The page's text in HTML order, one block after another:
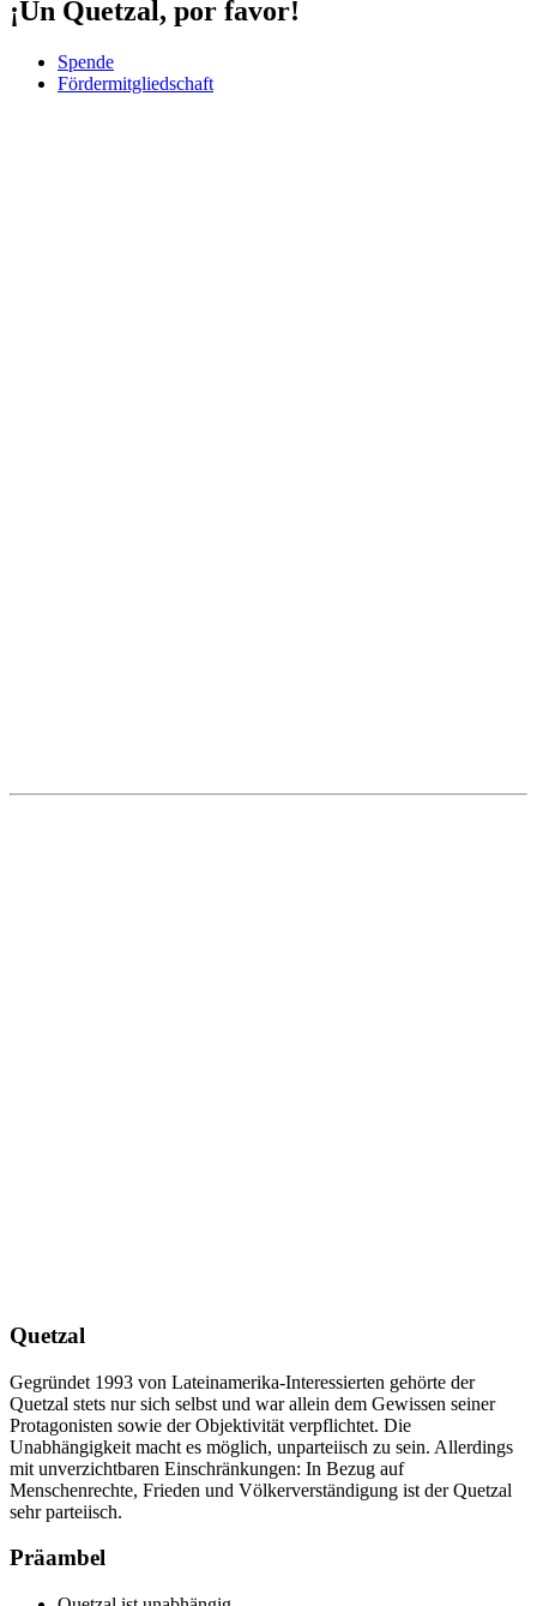
¡Un Quetzal, por favor!
Spende
Fördermitgliedschaft
Quetzal
Gegründet 1993 von Lateinamerika-Interessierten gehörte der
Quetzal stets nur sich selbst und war allein dem Gewissen seiner
Protagonisten sowie der Objektivität verpflichtet. Die
Unabhängigkeit macht es möglich, unparteiisch zu sein. Allerdings
mit unverzichtbaren Einschränkungen: In Bezug auf
Menschenrechte, Frieden und Völkerverständigung ist der Quetzal
sehr parteiisch.
Präambel